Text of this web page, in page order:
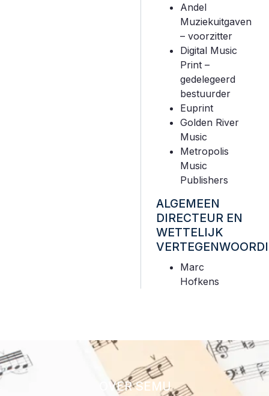
Andel
Muziekuitgaven
– voorzitter
Digital Music
Print –
gedelegeerd
bestuurder
Euprint
Golden River
Music
Metropolis
Music
Publishers
ALGEMEEN
DIRECTEUR EN
WETTELIJK
Marc
Hofkens
OVER SEMU